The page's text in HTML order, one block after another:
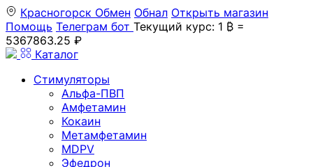
Красногорск Обмен Обнал Открыть магазин
Помощь Телеграм бот Текущий курс: 1 ₿ =
5367863.25 ₽
Каталог
Стимуляторы
Альфа-ПВП
Амфетамин
Кокаин
Метамфетамин
MDPV
Эфедрон